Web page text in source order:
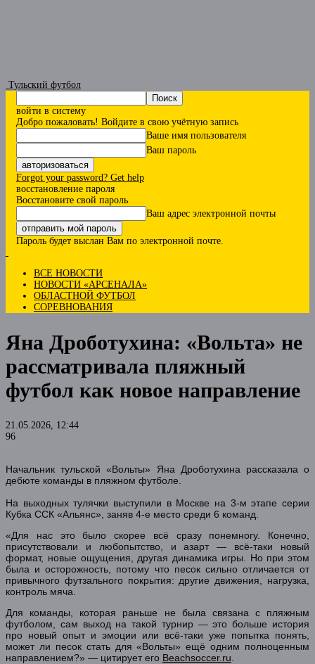
Тульский футбол
войти в систему
Добро пожаловать! Войдите в свою учётную запись
Ваше имя пользователя
Ваш пароль
Forgot your password? Get help
восстановление пароля
Восстановите свой пароль
Ваш адрес электронной почты
Пароль будет выслан Вам по электронной почте.
ВСЕ НОВОСТИ
НОВОСТИ «АРСЕНАЛА»
ОБЛАСТНОЙ ФУТБОЛ
СОРЕВНОВАНИЯ
Яна Дроботухина: «Вольта» не
рассматривала пляжный
футбол как новое направление
21.05.2026, 12:44
96
Начальник тульской «Вольты» Яна Дроботухина рассказала о
дебюте команды в пляжном футболе.
На выходных тулячки выступили в Москве на 3-м этапе серии
Кубка ССК «Альянс», заняв 4-е место среди 6 команд.
«Для нас это было скорее всё сразу понемногу. Конечно,
присутствовали и любопытство, и азарт — всё-таки новый
формат, новые ощущения, другая динамика игры. Но при этом
была и осторожность, потому что песок сильно отличается от
привычного футзального покрытия: другие движения, нагрузка,
контроль мяча.
Для команды, которая раньше не была связана с пляжным
футболом, сам выход на такой турнир — это больше история
про новый опыт и эмоции или всё-таки уже попытка понять,
может ли песок стать для «Вольты» ещё одним полноценным
направлением?» — цитирует его Beachsoccer.ru